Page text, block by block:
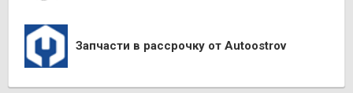
Запчасти в рассрочку от Autoostrov